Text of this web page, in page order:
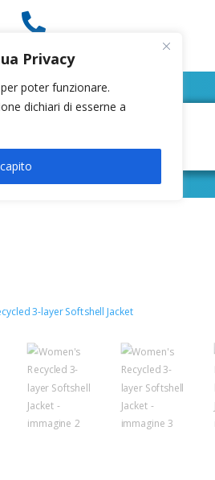
Privacy
poter funzionare.
dichiari di esserne a
